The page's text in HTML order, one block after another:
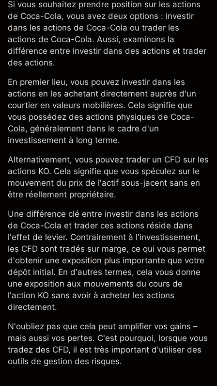
Si vous souhaitez prendre position sur les actions
de Coca-Cola, vous avez deux options : investir
dans les actions de Coca-Cola ou trader les
actions de Coca-Cola. Aussi, examinons la
différence entre investir dans des actions et trader
des actions.
En premier lieu, vous pouvez investir dans les
actions en les achetant directement auprès d'un
courtier en valeurs mobilières. Cela signifie que
vous possédez des actions physiques de Coca-
Cola, généralement dans le cadre d'un
investissement à long terme.
Alternativement, vous pouvez trader un CFD sur les
actions KO. Cela signifie que vous spéculez sur le
mouvement du prix de l'actif sous-jacent sans en
être réellement propriétaire.
Une différence clé entre investir dans les actions
de Coca-Cola et trader ces actions réside dans
l'effet de levier. Contrairement à l'investissement,
les CFD sont tradés sur marge, ce qui vous permet
d'obtenir une exposition plus importante que votre
dépôt initial. En d'autres termes, cela vous donne
une exposition aux mouvements du cours de
l'action KO sans avoir à acheter les actions
directement.
N'oubliez pas que cela peut amplifier vos gains –
mais aussi vos pertes. C'est pourquoi, lorsque vous
tradez des CFD, il est très important d'utiliser des
outils de gestion des risques.